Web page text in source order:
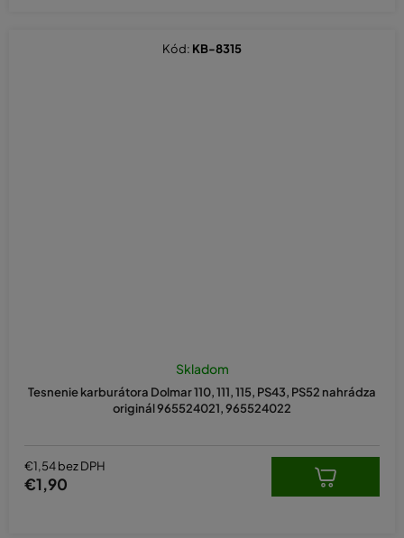
Tesnenie karburátora Dolmar 110, 111, 115, PS43, PS52 nahrádza
originál 965524021, 965524022
Skladom
€1,54 bez DPH
€1,90
Kód: KB-8315